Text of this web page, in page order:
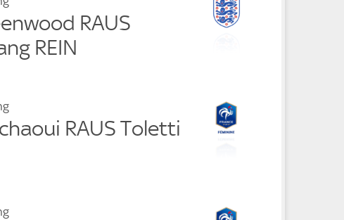
RAUS
REIN
RAUS Toletti